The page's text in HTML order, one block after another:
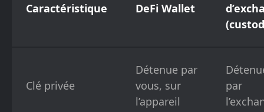
Caractéristique DeFi Wallet
Clé privée
Détenue par
vous, sur
l’appareil
par